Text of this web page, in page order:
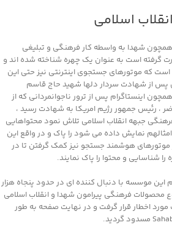
اسلامی
شهدا به واسطه کار فرهنگی و تبلیغی
است به عنوان یک چهره شناخته شده اند و
که موتورهای جستجوی اینترنتی نیز حتی این
پس از شهادت سردار دلها شهید حاج قاسم
اینستاگرام پس از ترور ناجوانمردانی که از
، رئیس جمهور رژیم امریکا به شهادت رسید ،
جبهه انقلاب اسلامی تلاش نمود محتواهایی
نمایش داده می شود را پاک و در واقع این
موتورهای هوشمند جستجو نیز کمک گرفتن تا در
را شناسایی و محتوا را پاک نمایند.
این موسسه با دنبال کننده ای در حدود پنجاه هزار
محصولات فرهنگی پیرامون شهدا و انقلاب اسلامی
اخطار قرار گرفت و در نهایت صفحه به طور